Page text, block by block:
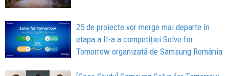
25 de proiecte vor merge mai departe în
etapa a II-a a competiției Solve for
Tomorrow organizată de Samsung România